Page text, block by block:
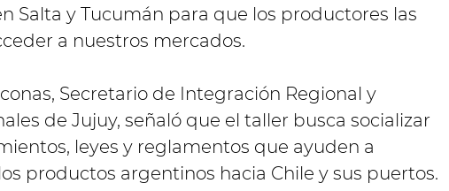
Salta y Tucumán para que los productores las
a nuestros mercados.
Secretario de Integración Regional y
de Jujuy, señaló que el taller busca socializar
leyes y reglamentos que ayuden a
productos argentinos hacia Chile y sus puertos.